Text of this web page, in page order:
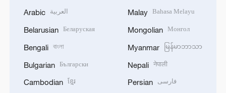
Arabic العربية
Belarusian Беларуская
Bengali বাংলা
Bulgarian Български
Cambodian ខ្មែរ
Malay Bahasa Melayu
Mongolian Монгол
Myanmar မြန်မာဘာသာ
Nepali नेपाली
Persian فارسی